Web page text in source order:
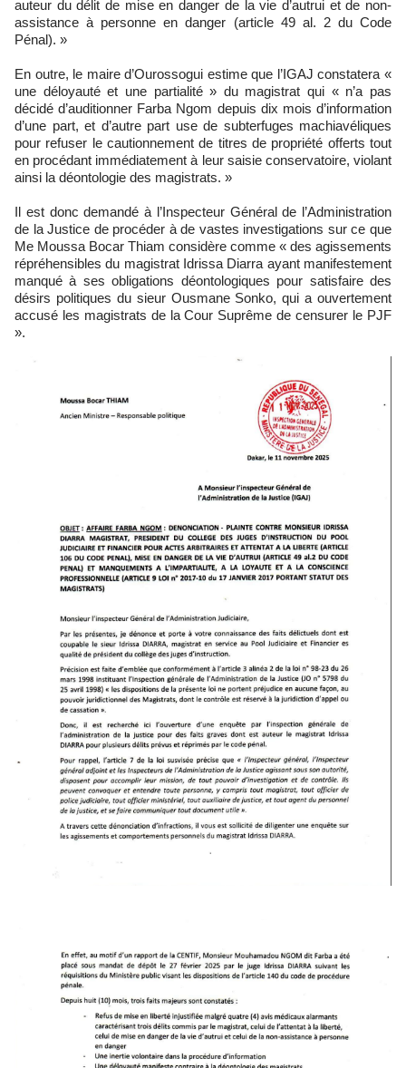
auteur du délit de mise en danger de la vie d’autrui et de non-
assistance à personne en danger (article 49 al. 2 du Code
Pénal). »
En outre, le maire d’Ourossogui estime que l’IGAJ constatera «
une déloyauté et une partialité » du magistrat qui « n’a pas
décidé d’auditionner Farba Ngom depuis dix mois d’information
d’une part, et d’autre part use de subterfuges machiavéliques
pour refuser le cautionnement de titres de propriété offerts tout
en procédant immédiatement à leur saisie conservatoire, violant
ainsi la déontologie des magistrats. »
Il est donc demandé à l’Inspecteur Général de l’Administration
de la Justice de procéder à de vastes investigations sur ce que
Me Moussa Bocar Thiam considère comme « des agissements
répréhensibles du magistrat Idrissa Diarra ayant manifestement
manqué à ses obligations déontologiques pour satisfaire des
désirs politiques du sieur Ousmane Sonko, qui a ouvertement
accusé les magistrats de la Cour Suprême de censurer le PJF
».